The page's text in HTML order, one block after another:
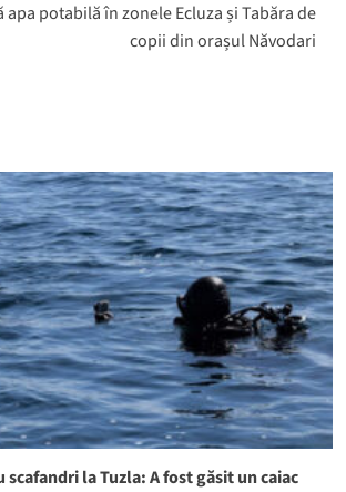
apa potabilă în zonele Ecluza și Tabăra de
copii din orașul Năvodari
scafandri la Tuzla: A fost găsit un caiac